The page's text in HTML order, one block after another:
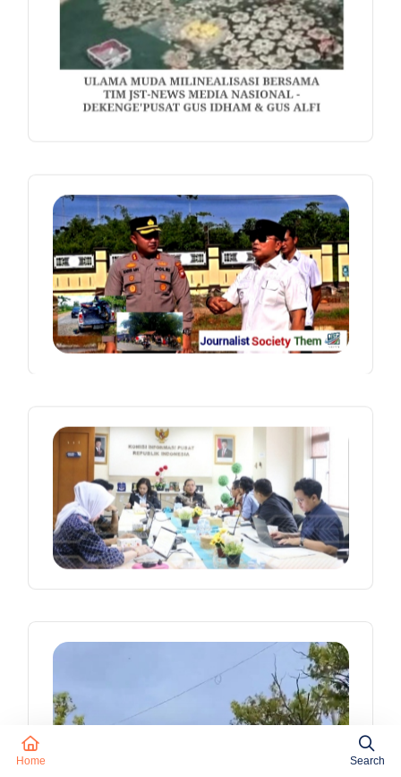
Home Search